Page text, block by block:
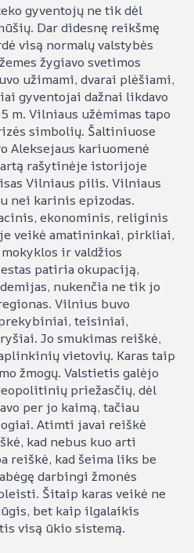
gyventojų ne tik dėl
Dar didesnę reikšmę
visą normalų valstybės
žygiavo svetimos
užimami, dvarai plėšiami,
gyventojai dažnai likdavo
m. Vilniaus užėmimas tapo
simbolių. Šaltiniuose
Aleksejaus kariuomenė
rašytinėje istorijoje
Vilniaus pilis. Vilniaus
nei karinis epizodas.
ekonominis, religinis
veikė amatininkai, pirkliai,
ir valdžios
patiria okupaciją,
nukenčia ne tik jo
Vilnius buvo
teisiniai,
Jo smukimas reiškė,
vietovių. Karas taip
žmogų. Valstietis galėjo
priežasčių, dėl
per jo kaimą, tačiau
Atimti javai reiškė
kad nebus kuo arti
reiškė, kad šeima liks be
darbingi žmonės
Šitaip karas veikė ne
bet kaip ilgalaikis
visą ūkio sistemą.